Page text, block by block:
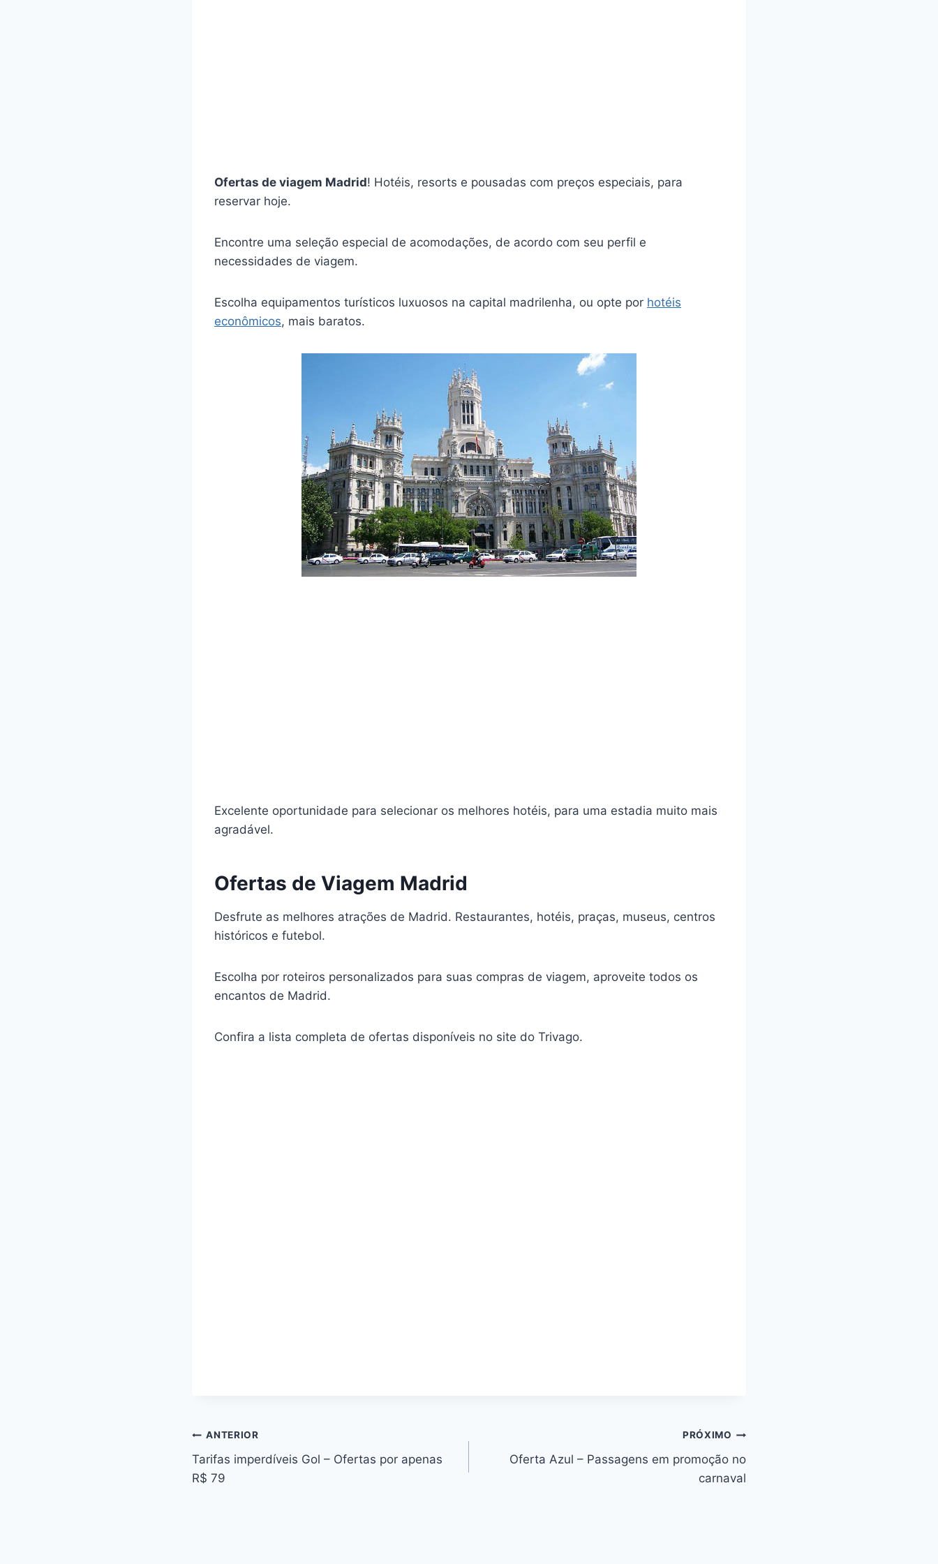
Ofertas de viagem Madrid! Hotéis, resorts e pousadas com preços especiais, para
reservar hoje.
Encontre uma seleção especial de acomodações, de acordo com seu perfil e
necessidades de viagem.
Escolha equipamentos turísticos luxuosos na capital madrilenha, ou opte por hotéis
econômicos, mais baratos.
Excelente oportunidade para selecionar os melhores hotéis, para uma estadia muito mais
agradável.
Ofertas de Viagem Madrid
Desfrute as melhores atrações de Madrid. Restaurantes, hotéis, praças, museus, centros
históricos e futebol.
Escolha por roteiros personalizados para suas compras de viagem, aproveite todos os
encantos de Madrid.
Confira a lista completa de ofertas disponíveis no site do Trivago.
Navegação
de
ANTERIOR
Tarifas imperdíveis Gol – Ofertas por apenas
R$ 79
PRÓXIMO
Oferta Azul – Passagens em promoção no
carnaval